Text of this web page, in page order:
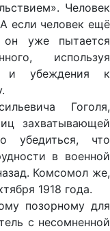
Человек
если человек ещё
уже пытается
используя
и убеждения к
Гоголя,
захватывающей
убедиться, что
в военной
Комсомол же,
1918 года.
позорному для
с несомненной